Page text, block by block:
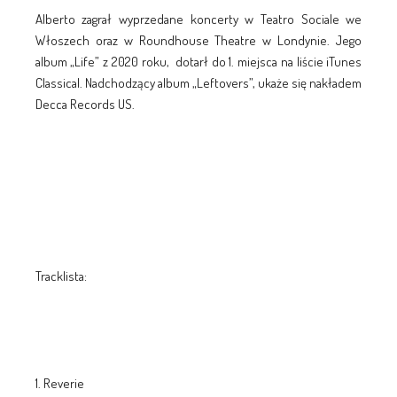
Alberto zagrał wyprzedane koncerty w Teatro Sociale we
Włoszech oraz w Roundhouse Theatre w Londynie. Jego
album „Life” z 2020 roku, dotarł do 1. miejsca na liście iTunes
Classical. Nadchodzący album „Leftovers”, ukaże się nakładem
Decca Records US.
Tracklista:
Reverie